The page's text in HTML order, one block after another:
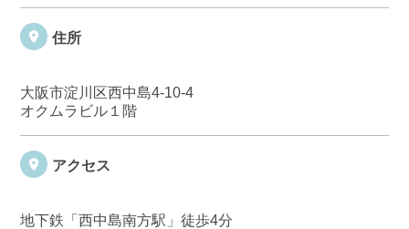
住所
大阪市淀川区西中島4-10-4
オクムラビル１階
アクセス
地下鉄「西中島南方駅」徒歩4分